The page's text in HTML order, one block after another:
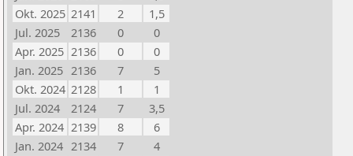
Okt. 2025 2141 2
1,5
Jul. 2025
2136 0
0
Apr. 2025 2136 0
0
Jan. 2025 2136 7
5
Okt. 2024 2128 1
1
Jul. 2024
2124 7
3,5
Apr. 2024 2139 8
6
Jan. 2024 2134 7
4